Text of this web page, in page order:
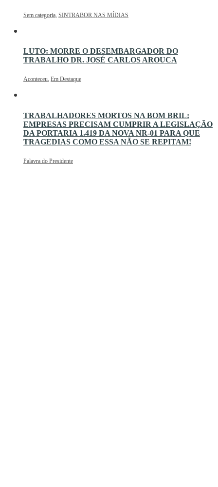
Sem categoria, SINTRABOR NAS MÍDIAS
LUTO: MORRE O DESEMBARGADOR DO
TRABALHO DR. JOSÉ CARLOS AROUCA
Aconteceu, Em Destaque
TRABALHADORES MORTOS NA BOM BRIL:
EMPRESAS PRECISAM CUMPRIR A LEGISLAÇÃO
DA PORTARIA 1.419 DA NOVA NR-01 PARA QUE
TRAGEDIAS COMO ESSA NÃO SE REPITAM!
Palavra do Presidente